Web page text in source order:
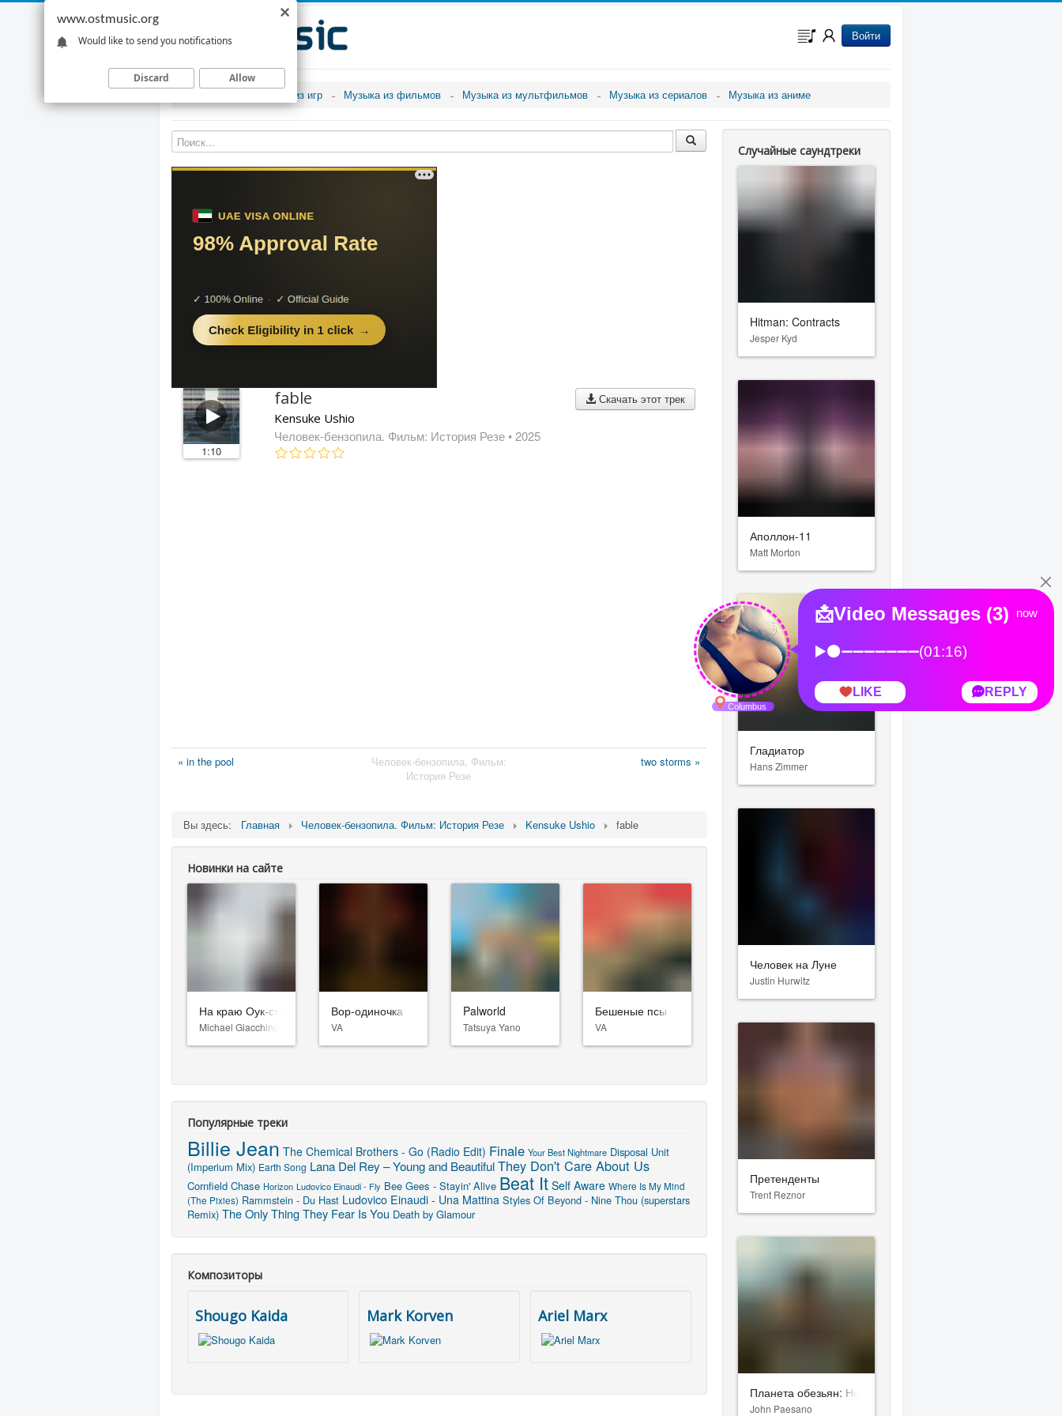
Войти
Музыка из игр Музыка из фильмов Музыка из мультфильмов Музыка из сериалов Музыка из аниме
1:10
Скачать этот трек
fable
Kensuke Ushio
Человек-бензопила. Фильм: История Резе • 2025
« in the pool
Человек-бензопила. Фильм:
История Резе
two storms »
Вы здесь: Главная Человек-бензопила. Фильм: История Резе Kensuke Ushio fable
Новинки на сайте
На краю Оук-стрит
Michael Giacchino
Вор-одиночка
VA
Palworld
Tatsuya Yano
Бешеные псы
VA
Популярные треки
Billie Jean The Chemical Brothers - Go (Radio Edit) Finale Your Best Nightmare Disposal Unit
(Imperium Mix) Earth Song Lana Del Rey – Young and BeautifulThey Don't Care About Us
Cornfield Chase Horizon Ludovico Einaudi - Fly Bee Gees - Stayin' Alive Beat It Self Aware Where Is My Mind
(The Pixies) Rammstein - Du Hast Ludovico Einaudi - Una Mattina Styles Of Beyond - Nine Thou (superstars
Remix) The Only Thing They Fear Is You Death by Glamour
Композиторы
Shougo Kaida Mark Korven Ariel Marx
Случайные саундтреки
Hitman: Contracts
Jesper Kyd
Аполлон-11
Matt Morton
Гладиатор
Hans Zimmer
Человек на Луне
Justin Hurwitz
Претенденты
Trent Reznor
Планета обезьян: Новое царство
John Paesano
www.ostmusic.org
Would like to send you notifications
Discard Allow